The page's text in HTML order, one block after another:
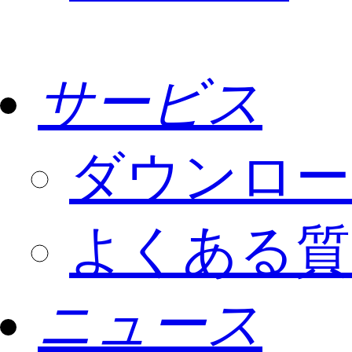
サービス
ダウンロ
よくある
ニュース